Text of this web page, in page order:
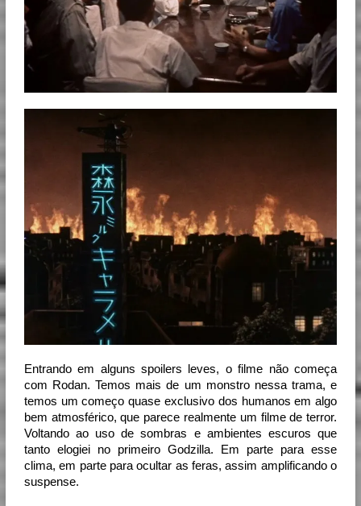
Entrando em alguns spoilers leves, o filme não começa
com Rodan. Temos mais de um monstro nessa trama, e
temos um começo quase exclusivo dos humanos em algo
bem atmosférico, que parece realmente um filme de terror.
Voltando ao uso de sombras e ambientes escuros que
tanto elogiei no primeiro Godzilla. Em parte para esse
clima, em parte para ocultar as feras, assim amplificando o
suspense.